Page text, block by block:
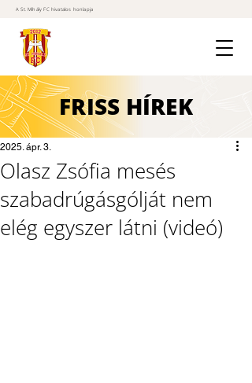
A St. Mihály FC hivatalos honlapja
FRISS HÍREK
Olasz Zsófia mesés
szabadrúgásgólját nem
elég egyszer látni (videó)
2025. ápr. 3.